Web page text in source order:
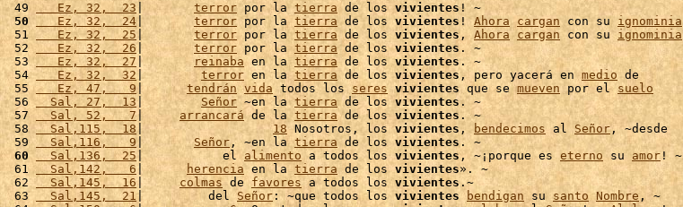
49
   Ez, 32,  23
| terror por la tierra de los vivientes
50
   Ez, 32,  24
| terror por la tierra de los vivientes ! Ahora cargan con su ignominia
51
   Ez, 32,  25
| terror por la tierra de los vivientes , Ahora cargan con su ignominia
52
   Ez, 32,  26
| terror por la tierra de los vivientes . ~
53
   Ez, 32,  27
| reinaba en la tierra de los vivientes . ~
54
   Ez, 32,  32
| terror en la tierra de los vivientes , pero yacerá en medio de
55
   Ez, 47,   9
| tendrán vida todos los seres vivientes que se mueven por el suelo
56
  Sal, 27,  13
| Señor ~en la tierra de los vivientes. ~
57
  Sal, 52,   7
| arrancará de la tierra de los vivientes . ~
58
  Sal,115,  18
| 18 Nosotros, los vivientes , bendecimos al Señor, ~desde
59
  Sal,116,   9
| Señor , ~en la tierra de los vivientes
60
  Sal,136,  25
|           el alimento a todos los vivientes, ~¡porque es eterno su amor ! ~
61
  Sal,142,   6
| herencia en la tierra de los vivientes». ~
62
  Sal,145,  16
| colmas de favores a todos los vivientes.~
63
  Sal,145,  21
|         del Señor: ~que todos los vivientes bendigan su santo Nombre , ~